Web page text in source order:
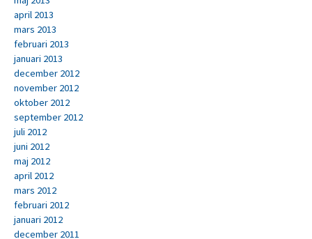
april 2013
mars 2013
februari 2013
januari 2013
december 2012
november 2012
oktober 2012
september 2012
juli 2012
juni 2012
maj 2012
april 2012
mars 2012
februari 2012
januari 2012
december 2011